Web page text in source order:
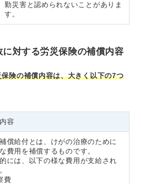
勤災害と認められないことがありま
す。
対する労災保険の補償内容
保険の補償内容は、大きく以下の7つ
容
償給付とは、けがの治療のために
費用を補償するものです。
には、以下の様な費用が支給され
費